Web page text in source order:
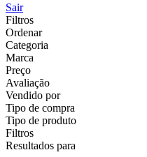
Sair
Filtros
Ordenar
Categoria
Marca
Preço
Avaliação
Vendido por
Tipo de compra
Tipo de produto
Filtros
Resultados para